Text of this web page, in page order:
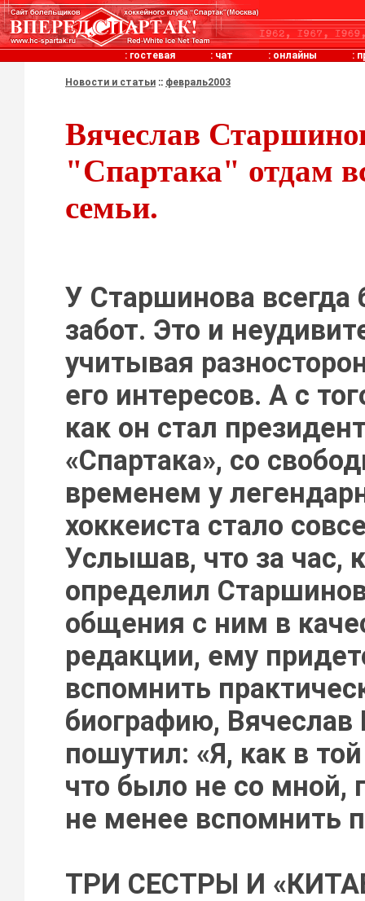
: гостевая : чат : онлайны :
Новости и статьи :: февраль2003
Вячеслав
"Спартака" отдам
семьи.
У Старшинова всегда
забот. Это и
учитывая
его интересов. А с
как он стал
«Спартака», со
временем у
хоккеиста стало
Услышав, что за час,
определил
общения с ним в
редакции, ему
вспомнить
биографию, Вячеслав
пошутил: «Я, как в
что было не со
не менее вспомнить
ТРИ СЕСТРЫ И